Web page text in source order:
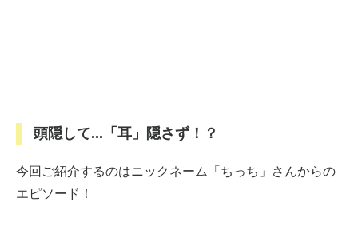
頭隠して...「耳」隠さず！？
今回ご紹介するのはニックネーム「ちっち」さんからの
エピソード！